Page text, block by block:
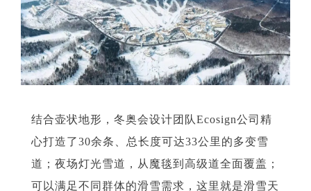
结合壶状地形，冬奥会设计团队Ecosign公司精
心打造了30余条、总长度可达33公里的多变雪
道；夜场灯光雪道，从魔毯到高级道全面覆盖；
可以满足不同群体的滑雪需求，这里就是滑雪天